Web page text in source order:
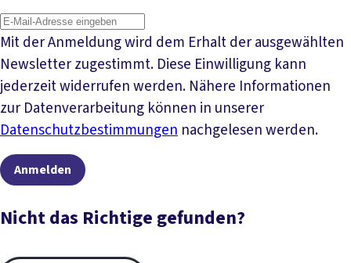
Mit der Anmeldung wird dem Erhalt der ausgewählten
Newsletter zugestimmt. Diese Einwilligung kann
jederzeit widerrufen werden. Nähere Informationen
zur Datenverarbeitung können in unserer
Datenschutzbestimmungen nachgelesen werden.
Anmelden
Nicht das Richtige gefunden?